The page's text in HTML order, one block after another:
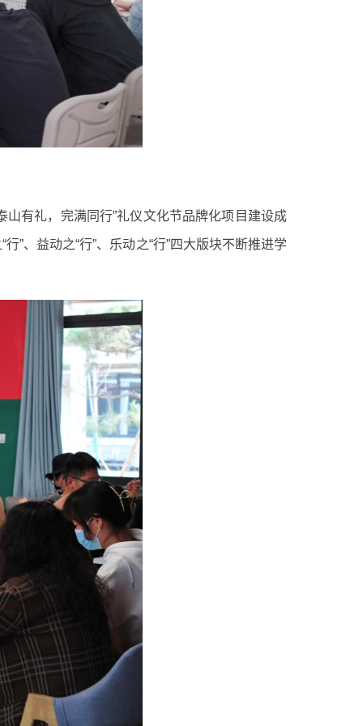
有礼，完满同行”礼仪文化节品牌化项目建设成
”、益动之“行”、乐动之“行”四大版块不断推进学